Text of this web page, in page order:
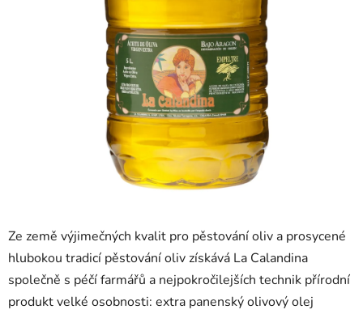
Ze země výjimečných kvalit pro pěstování oliv a prosycené
hlubokou tradicí pěstování oliv získává La Calandina
společně s péčí farmářů a nejpokročilejších technik přírodní
produkt velké osobnosti: extra panenský olivový olej